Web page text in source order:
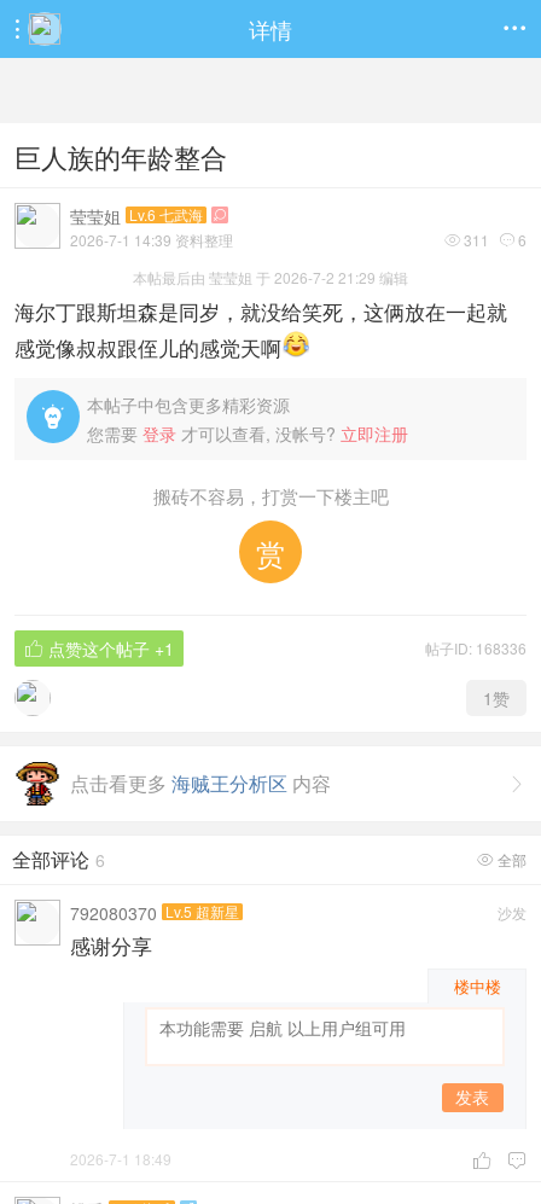
 详情 
巨人族的年龄整合
莹莹姐 Lv.6 七武海 
 311  6
2026-7-1 14:39 资料整理
本帖最后由 莹莹姐 于 2026-7-2 21:29 编辑
海尔丁跟斯坦森是同岁，就没给笑死，这俩放在一起就
感觉像叔叔跟侄儿的感觉天啊

本帖子中包含更多精彩资源
您需要 登录 才可以查看, 没帐号? 立即注册
搬砖不容易，打赏一下楼主吧
赏
帖子ID: 168336
 点赞这个帖子 +1
1赞

点击看更多 海贼王分析区 内容
 全部
全部评论 6
沙发
792080370 Lv.5 超新星
感谢分享
楼中楼
发表
 
2026-7-1 18:49